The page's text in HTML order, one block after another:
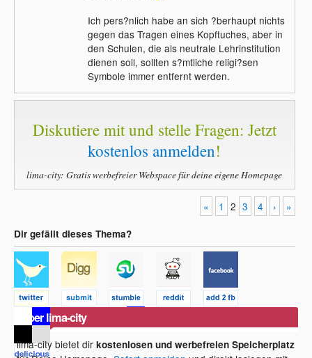
Ich pers?nlich habe an sich ?berhaupt nichts
gegen das Tragen eines Kopftuches, aber in
den Schulen, die als neutrale Lehrinstitution
dienen soll, sollten s?mtliche religi?sen
Symbole immer entfernt werden.
Diskutiere mit und stelle Fragen: Jetzt
kostenlos anmelden!
lima-city: Gratis werbefreier Webspace für deine eigene Homepage
« 1 2 3 4 › »
Dir gefällt dieses Thema?
Über lima-city
lima-city bietet dirkostenlosen und werbefreien Speicherplatz